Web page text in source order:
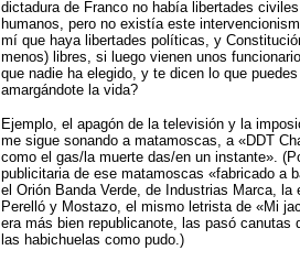
dictadura de Franco no había libertades
humanos, pero no existía este
mí que haya libertades políticas, y
menos) libres, si luego vienen unos
que nadie ha elegido, y te dicen lo que
amargándote la vida?
Ejemplo, el apagón de la televisión y la
me sigue sonando a matamoscas, a «DDT
como el gas/la muerte das/en un instante».
publicitaria de ese matamoscas «fabricado a
el Orión Banda Verde, de Industrias Marca,
Perelló y Mostazo, el mismo letrista de «Mi
era más bien republicanote, las pasó
las habichuelas como pudo.)